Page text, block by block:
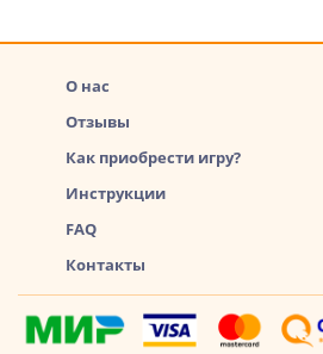
О нас
Отзывы
Как приобрести игру?
Инструкции
FAQ
Контакты